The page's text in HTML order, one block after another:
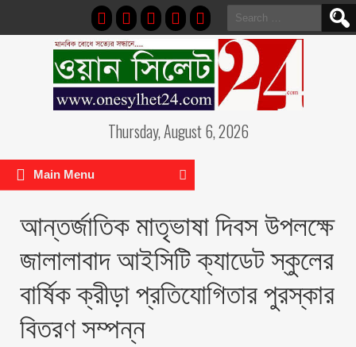
Search
for:
Thursday, August 6, 2026
Main Menu
আন্তর্জাতিক মাতৃভাষা দিবস উপলক্ষে
জালালাবাদ আইসিটি ক্যাডেট স্কুলের
বার্ষিক ক্রীড়া প্রতিযোগিতার পুরস্কার
বিতরণ সম্পন্ন